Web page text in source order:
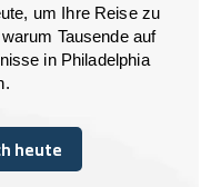
um Ihre Reise zu
Tausende auf
in Philadelphia
heute
heute